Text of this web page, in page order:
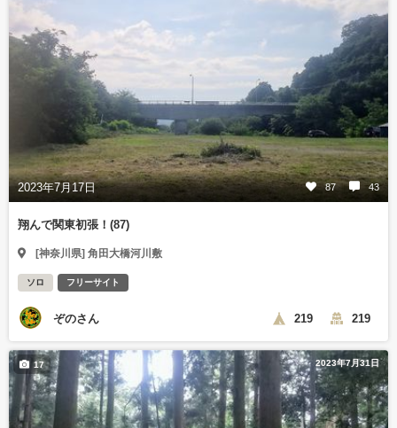
2023年7月17日 87 43
翔んで関東初張！(87)
[神奈川県] 角田大橋河川敷
ソロ フリーサイト
ぞのさん 219 219
2023年7月31日
17